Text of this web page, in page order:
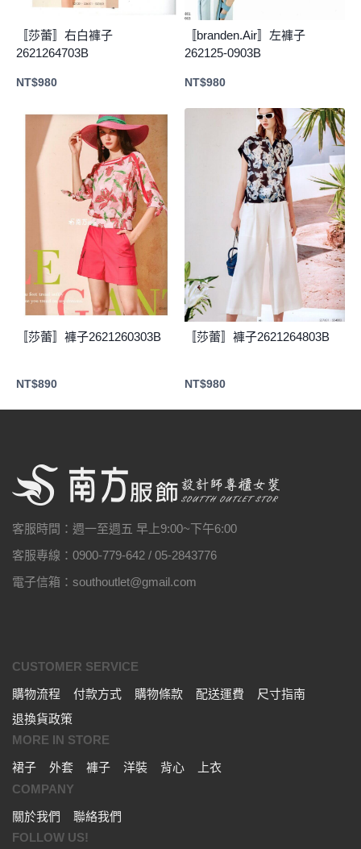
〚莎蕾〛右白褲子
2621264703B
NT$980
〚branden.Air〛左褲子
262125-0903B
NT$980
〚莎蕾〛褲子2621260303B
NT$890
〚莎蕾〛褲子2621264803B
NT$980
客服時間：週一至週五 早上9:00~下午6:00
客服專線：0900-779-642 / 05-2843776
電子信箱：southoutlet@gmail.com
CUSTOMER SERVICE
購物流程
付款方式 購物條款 配送運費
尺寸指南
退換貨政策
MORE IN STORE
裙子
外套 褲子 洋裝 背心
上衣
COMPANY
關於我們
聯絡我們
FOLLOW US!